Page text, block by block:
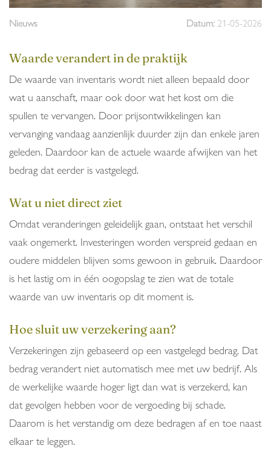
Nieuws Datum: 21-05-2026
Waarde verandert in de praktijk
De waarde van inventaris wordt niet alleen bepaald door
wat u aanschaft, maar ook door wat het kost om die
spullen te vervangen. Door prijsontwikkelingen kan
vervanging vandaag aanzienlijk duurder zijn dan enkele jaren
geleden. Daardoor kan de actuele waarde afwijken van het
bedrag dat eerder is vastgelegd.
Wat u niet direct ziet
Omdat veranderingen geleidelijk gaan, ontstaat het verschil
vaak ongemerkt. Investeringen worden verspreid gedaan en
oudere middelen blijven soms gewoon in gebruik. Daardoor
is het lastig om in één oogopslag te zien wat de totale
waarde van uw inventaris op dit moment is.
Hoe sluit uw verzekering aan?
Verzekeringen zijn gebaseerd op een vastgelegd bedrag. Dat
bedrag verandert niet automatisch mee met uw bedrijf. Als
de werkelijke waarde hoger ligt dan wat is verzekerd, kan
dat gevolgen hebben voor de vergoeding bij schade.
Daarom is het verstandig om deze bedragen af en toe naast
elkaar te leggen.